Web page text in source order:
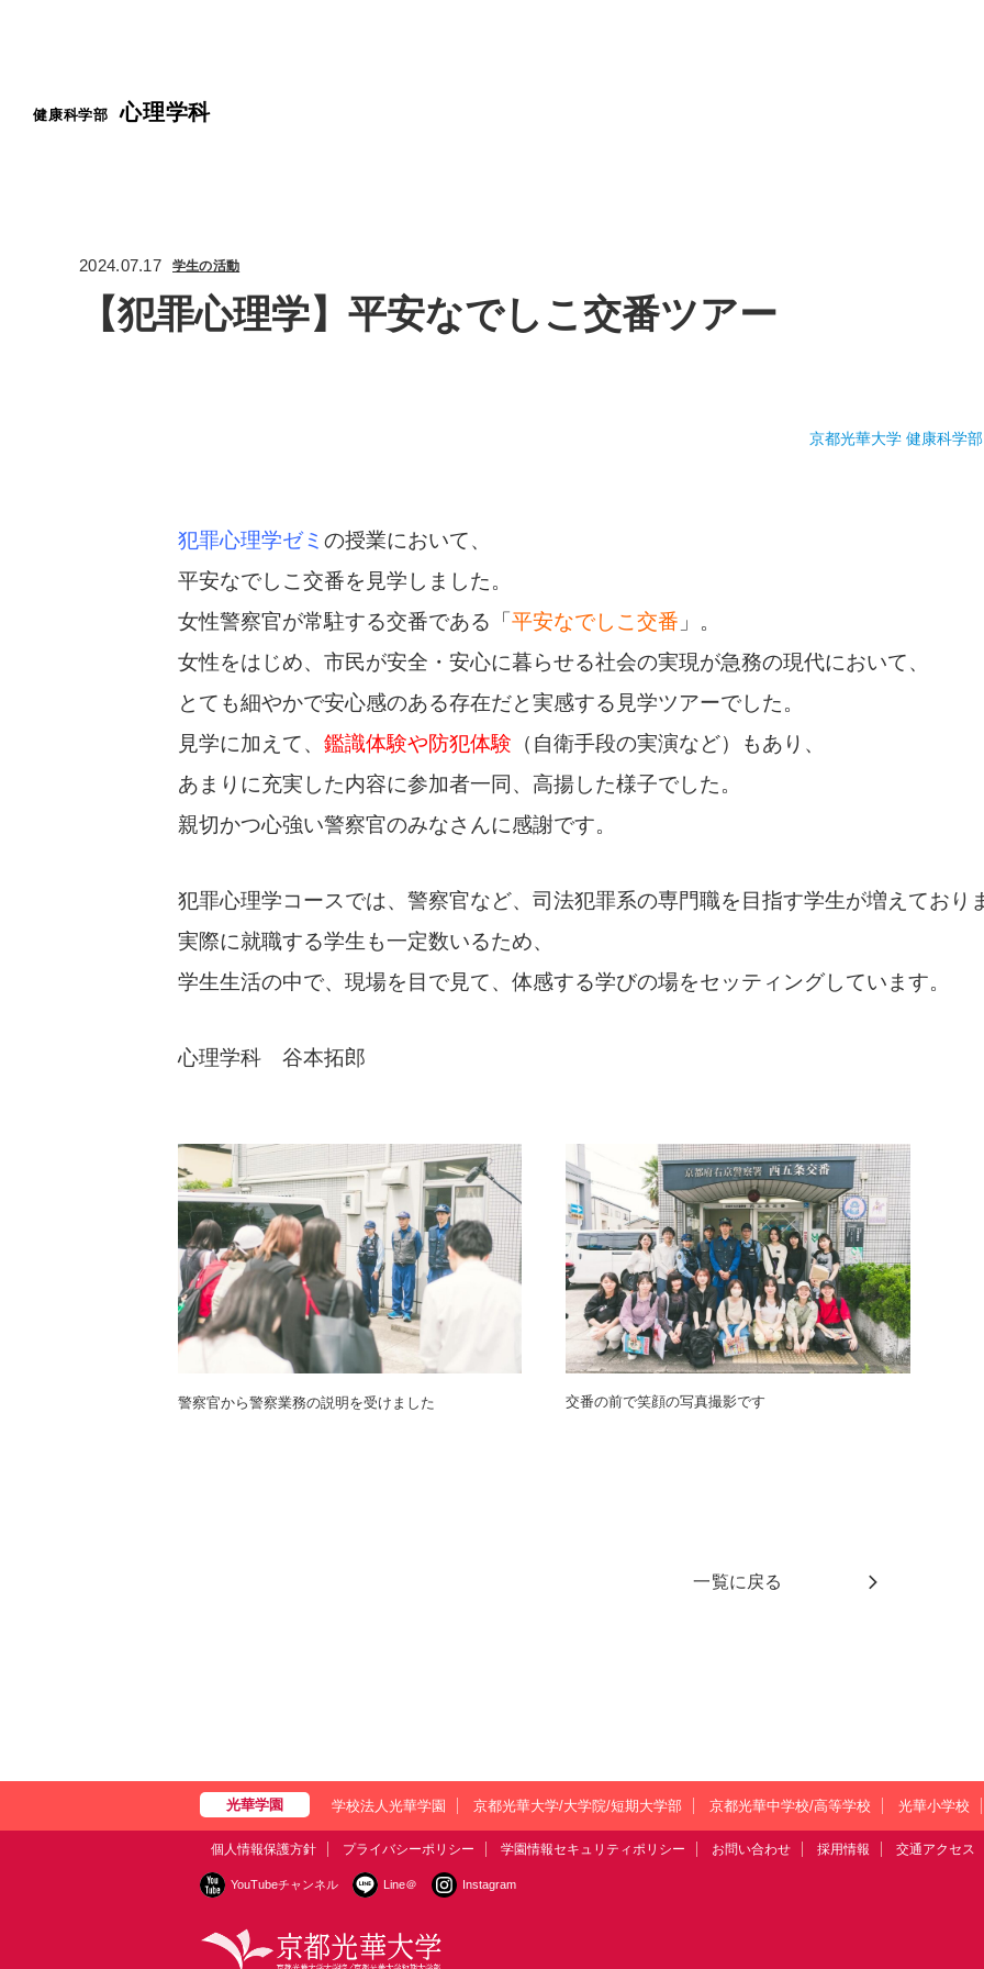
健康科学部 心理学科
2024.07.17 学生の活動
【犯罪心理学】平安なでしこ交番ツアー
京都光華大学 健康科学
犯罪心理学ゼミ の授業において、
平安なでしこ交番を見学しました。
女性警察官が常駐する交番である「 平安なでしこ交番 」。
女性をはじめ、市民が安全・安心に暮らせる社会の実現が急務の現代において、
とても細やかで安心感のある存在だと実感する見学ツアーでした。
見学に加えて、 鑑識体験や防犯体験 （自衛手段の実演など）もあり、
あまりに充実した内容に参加者一同、高揚した様子でした。
親切かつ心強い警察官のみなさんに感謝です。
犯罪心理学コースでは、警察官など、司法犯罪系の専門職を目指す学生が増えており
実際に就職する学生も一定数いるため、
学生生活の中で、現場を目で見て、体感する学びの場をセッティングしています。
心理学科 谷本拓郎
警察官から警察業務の説明を受けました 交番の前で笑顔の写真撮影です
一覧に戻る
学校法人光華学園 京都光華大学/大学院/短期大学部 京都光華中学校/高等学校 光華小学校
個人情報保護方針 プライバシーポリシー 学園情報セキュリティポリシー お問い合わせ 採用情報 交通アクセス
YouTubeチャンネル Line＠ Instagram